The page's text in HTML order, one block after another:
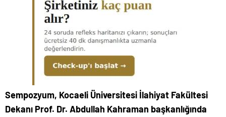
Sempozyum, Kocaeli Üniversitesi İlahiyat Fakültesi
Dekanı Prof. Dr. Abdullah Kahraman başkanlığında